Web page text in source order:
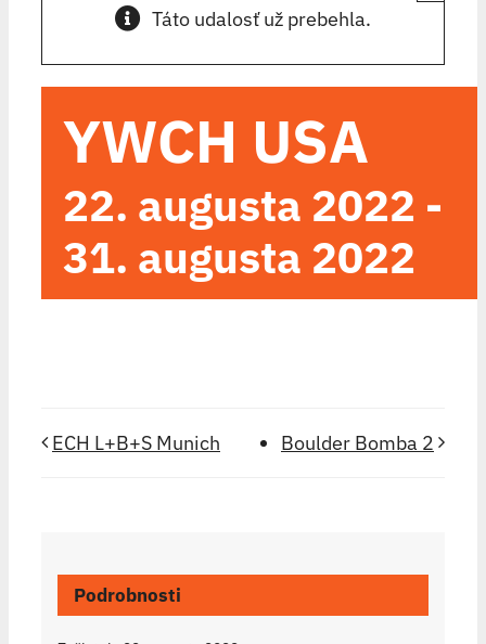
Táto udalosť už prebehla.
YWCH USA
22. augusta 2022 -
31. augusta 2022
ECH L+B+S Munich Boulder Bomba 2
Podrobnosti